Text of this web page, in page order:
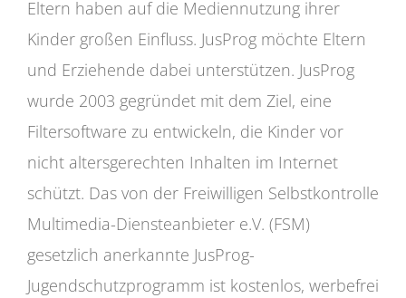
Eltern haben auf die Mediennutzung ihrer
Kinder großen Einfluss. JusProg möchte Eltern
und Erziehende dabei unterstützen. JusProg
wurde 2003 gegründet mit dem Ziel, eine
Filtersoftware zu entwickeln, die Kinder vor
nicht altersgerechten Inhalten im Internet
schützt. Das von der Freiwilligen Selbstkontrolle
Multimedia-Diensteanbieter e.V. (FSM)
gesetzlich anerkannte JusProg-
Jugendschutzprogramm ist kostenlos, werbefrei